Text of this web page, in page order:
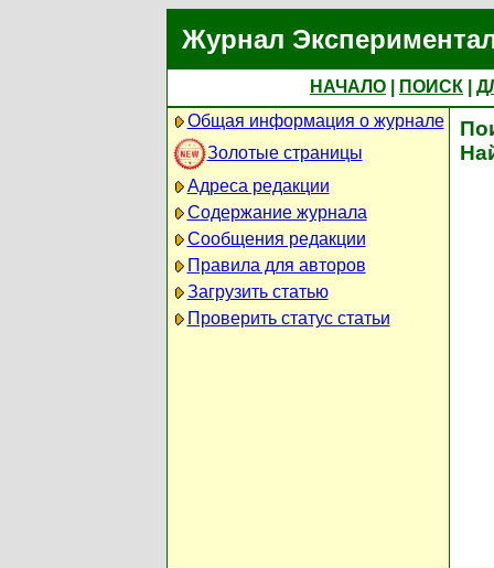
Журнал
НАЧАЛО ПОИСК
Общая информация о журнале
Золотые страницы
Адреса редакции
Содержание журнала
Сообщения редакции
Правила для авторов
Загрузить статью
Проверить статус статьи